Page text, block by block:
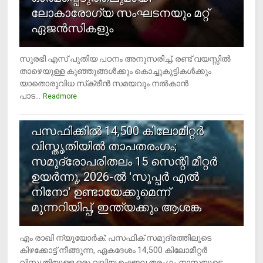
ലോകാരോഗ്യ സംഘടനയും മറ്റ്
ഏജന്‍സികളും
സുരഭി എസ് പുതിയ പഠനം അനുസരിച്ച്, രണ്ട് വയസ്സില്‍
താഴെയുള്ള കുഞ്ഞുങ്ങള്‍ക്കും കൊച്ചുകുട്ടികള്‍ക്കും
യാതൊരുവിധ സ്‌ക്രീന്‍ സമയവും നല്‍കാന്‍
പാട... Readmore
പസഫിക്കില്‍ 14,500 കിലോമീറ്റര്‍
വിസ്തൃതിയില്‍ താപതരംഗം;
സമുദ്രോപരിതലം 15 സെന്റി മീറ്റര്‍
ഉയര്‍ന്നു, 2026-ല്‍ 'സൂപ്പര്‍ എല്‍
നിനോ' ഉണ്ടായേക്കുമെന്ന്
മുന്നറിയിപ്പ്, ഇന്ത്യക്കും ആശങ്ക
എം രാഖി ന്യൂയോര്‍ക്: പസഫിക് സമുദ്രത്തിലൂടെ
കിഴക്കോട്ട് നീങ്ങുന്ന, ഏകദേശം 14,500 കിലോമീറ്റര്‍